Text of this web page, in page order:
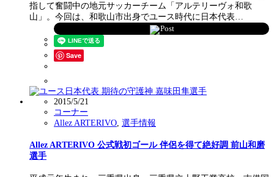
指して奮闘中の地元サッカーチーム「アルテリーヴォ和歌
山」。今回は、和歌山市出身でユース時代に日本代表…
Post
Save
2015/5/21
コーナー
Allez ARTERIVO 選手情報
Allez ARTERIVO 公式戦初ゴール 伴侶を得て絶好調 前山和磨
選手